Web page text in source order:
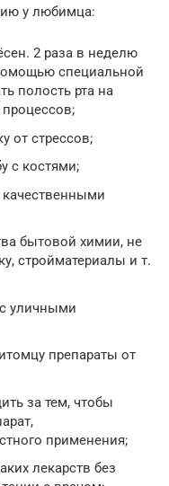
у любимца:
2 раза в неделю
специальной
полость рта на
от стрессов;
с костями;
бытовой химии, не
стройматериалы и т.
уличными
препараты от
за тем, чтобы
применения;
лекарств без